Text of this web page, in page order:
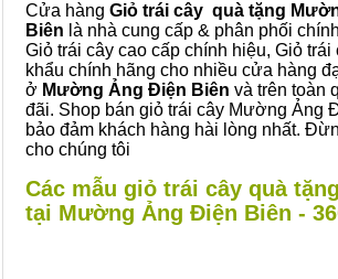
Cửa hàng Giỏ trái cây quà tặng
Biên là nhà cung cấp & phân phối
Giỏ trái cây cao cấp chính hiệu, Giỏ trái
khẩu chính hãng cho nhiều cửa hàng
ở Mường Ảng Điện Biên và trên toàn
đãi. Shop bán giỏ trái cây Mường Ảng
bảo đảm khách hàng hài lòng nhất.
cho chúng tôi
Các mẫu giỏ trái cây quà
tại Mường Ảng Điện Biên -